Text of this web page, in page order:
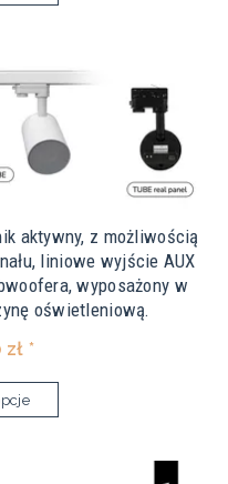
aktywny, z możliwością
liniowe wyjście AUX
wyposażony w
oświetleniową.
*